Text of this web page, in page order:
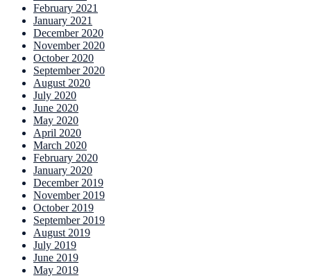
February 2021
January 2021
December 2020
November 2020
October 2020
September 2020
August 2020
July 2020
June 2020
May 2020
April 2020
March 2020
February 2020
January 2020
December 2019
November 2019
October 2019
September 2019
August 2019
July 2019
June 2019
May 2019